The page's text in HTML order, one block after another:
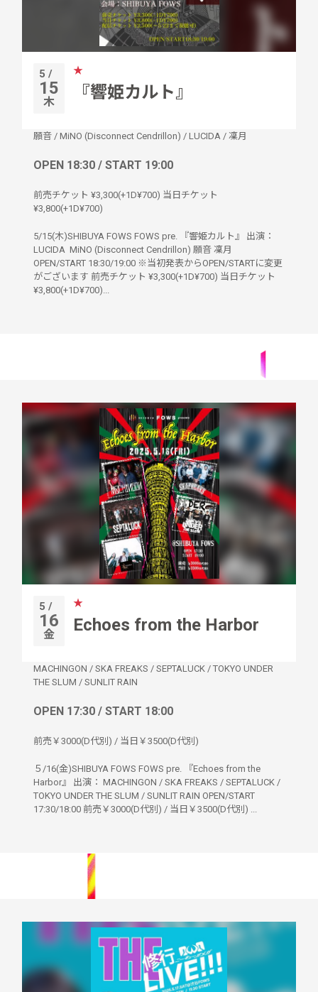
5 /
15
木
★
『響姫カルト』
願音 / MiNO (Disconnect Cendrillon) / LUCIDA / 凜月
OPEN 18:30 / START 19:00
前売チケット ¥3,300(+1D¥700) 当日チケット
¥3,800(+1D¥700)
5/15(木)SHIBUYA FOWS FOWS pre. 『響姫カルト』 出演：
LUCIDA MiNO (Disconnect Cendrillon) 願音 凜月
OPEN/START 18:30/19:00 ※当初発表からOPEN/STARTに変更
がございます 前売チケット ¥3,300(+1D¥700) 当日チケット
¥3,800(+1D¥700)...
5 /
16
金
★
Echoes from the Harbor
MACHINGON / SKA FREAKS / SEPTALUCK / TOKYO UNDER
THE SLUM / SUNLIT RAIN
OPEN 17:30 / START 18:00
前売￥3000(D代別) / 当日￥3500(D代別)
５/16(金)SHIBUYA FOWS FOWS pre. 『Echoes from the
Harbor』 出演： MACHINGON / SKA FREAKS / SEPTALUCK /
TOKYO UNDER THE SLUM / SUNLIT RAIN OPEN/START
17:30/18:00 前売￥3000(D代別) / 当日￥3500(D代別) ...